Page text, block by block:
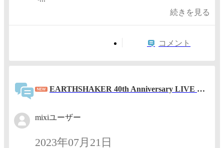
続きを見る
コメント
EARTHSHAKER 40th Anniversary LIVE TOUR 『IT'S SHOWTIME
mixiユーザー
2023年07月21日